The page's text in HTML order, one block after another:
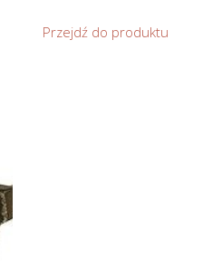
Przejdź do produktu